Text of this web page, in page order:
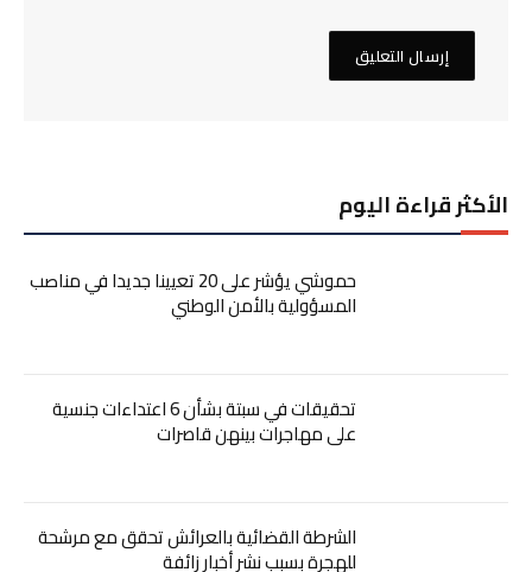
الأكثر قراءة اليوم
حموشي يؤشر على 20 تعيينا جديدا في مناصب
المسؤولية بالأمن الوطني
تحقيقات في سبتة بشأن 6 اعتداءات جنسية
على مهاجرات بينهن قاصرات
الشرطة القضائية بالعرائش تحقق مع مرشحة
للهجرة بسبب نشر أخبار زائفة